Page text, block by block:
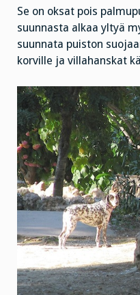
Se on oksat pois
suunnasta alkaa yltyä
suunnata puiston
korville ja villahanskat